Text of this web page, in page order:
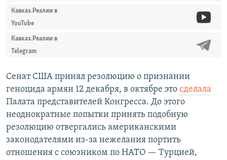
Кавказ.Реалии в
YouTube
Кавказ.Реалии в
Telegram
Сенат США принял резолюцию о признании
геноцида армян 12 декабря, в октябре это сделала
Палата представителей Конгресса. До этого
неоднократные попытки принять подобную
резолюцию отвергались американскими
законодателями из-за нежелания портить
отношения с союзником по НАТО — Турцией,